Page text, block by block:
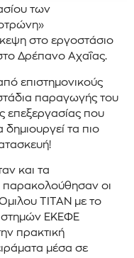
των
στο εργοστάσιο
Δρέπανο Αχαΐας.
επιστημονικούς
παραγωγής του
επεξεργασίας που
δημιουργεί τα πιο
και τα
παρακολούθησαν οι
ΤΙΤΑΝ με το
ΕΚΕΦΕ
πρακτική
μέσα σε